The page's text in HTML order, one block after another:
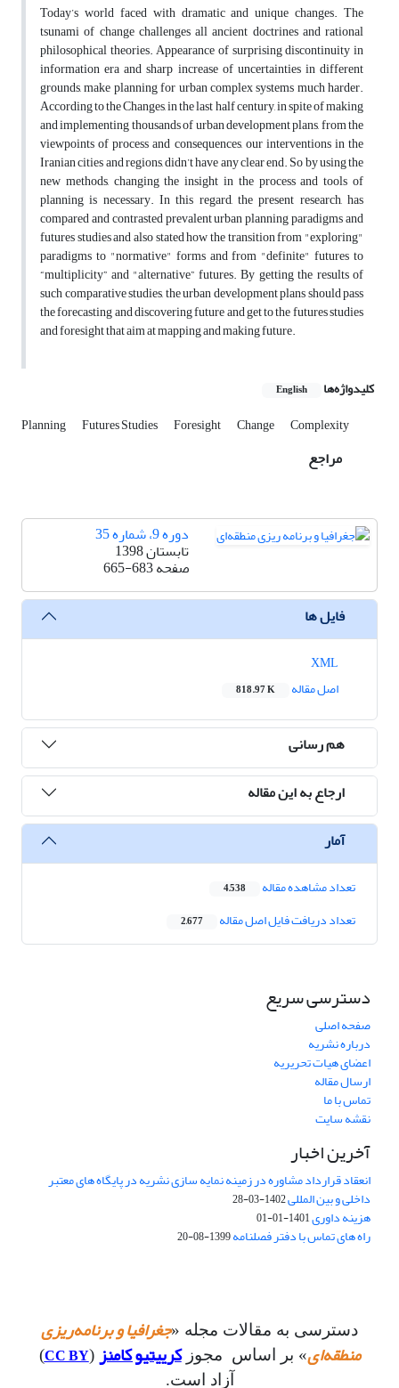
Today’s world faced with dramatic and unique changes. The
tsunami of change challenges all ancient doctrines and rational
philosophical theories. Appearance of surprising discontinuity in
information era and sharp increase of uncertainties in different
grounds, make planning for urban complex systems much harder.
According to the Changes, in the last half century, in spite of making
and implementing thousands of urban development plans, from the
viewpoints of process and consequences, our interventions in the
Iranian cities and regions, didn’t have any clear end. So by using the
new methods, changing the insight in the process and tools of
planning is necessary. In this regard, the present research, has
compared and contrasted prevalent urban planning paradigms and
futures studies and also stated how the transition from "exploring"
paradigms to "normative" forms and from "definite" futures to
“multiplicity” and "alternative” futures. By getting the results of
such comparative studies, the urban development plans should pass
the forecasting and discovering future and get to the futures studies
and foresight that aim at mapping and making future.
کلیدواژه‌ها English
Planning Futures Studies Foresight Change Complexity
مراجع
دوره 9، شماره 35
تابستان 1398
صفحه665-683
فایل ها
اصل مقاله
818.97 K
هم رسانی
ارجاع به این مقاله
آمار
تعداد مشاهده مقاله 4,538
تعداد دریافت فایل اصل مقاله 2,677
دسترسی سریع
صفحه اصلی
درباره نشریه
اعضای هیات تحریریه
ارسال مقاله
تماس با ما
نقشه سایت
آخرین اخبار
انعقاد قرارداد مشاوره در زمینه نمایه سازی نشریه در پایگاه های معتبر
داخلی و بین المللی1402-03-28
هزینه داوری1401-01-01
راه های تماس با دفتر فصلنامه1399-08-20
دسترسی به مقالات مجله «جغرافیا و برنامه‌ریزی
منطقه‌ای» بر اساس مجوزکرییتیو کامنز (
CC BY
)
آزاد است.